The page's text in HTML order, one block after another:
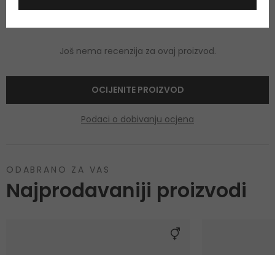
Još nema recenzija za ovaj proizvod.
OCIJENITE PROIZVOD
Podaci o dobivanju ocjena
ODABRANO ZA VAS
Najprodavaniji proizvodi